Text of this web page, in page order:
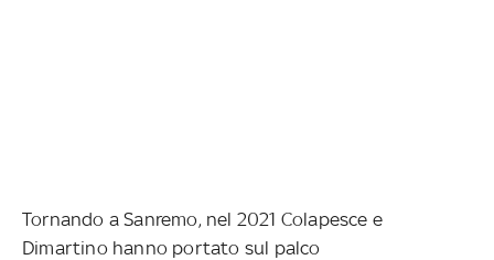
Tornando a Sanremo, nel 2021 Colapesce e
Dimartino hanno portato sul palco